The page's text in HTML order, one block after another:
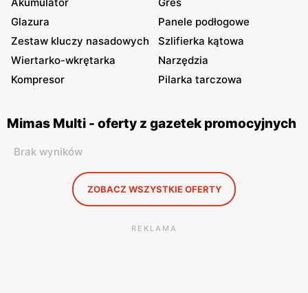
Glazura
Panele podłogowe
Zestaw kluczy nasadowych
Szlifierka kątowa
Wiertarko-wkrętarka
Narzędzia
Kompresor
Pilarka tarczowa
Mimas Multi - oferty z gazetek promocyjnych
Brak wyników
ZOBACZ WSZYSTKIE OFERTY
REKLAMA